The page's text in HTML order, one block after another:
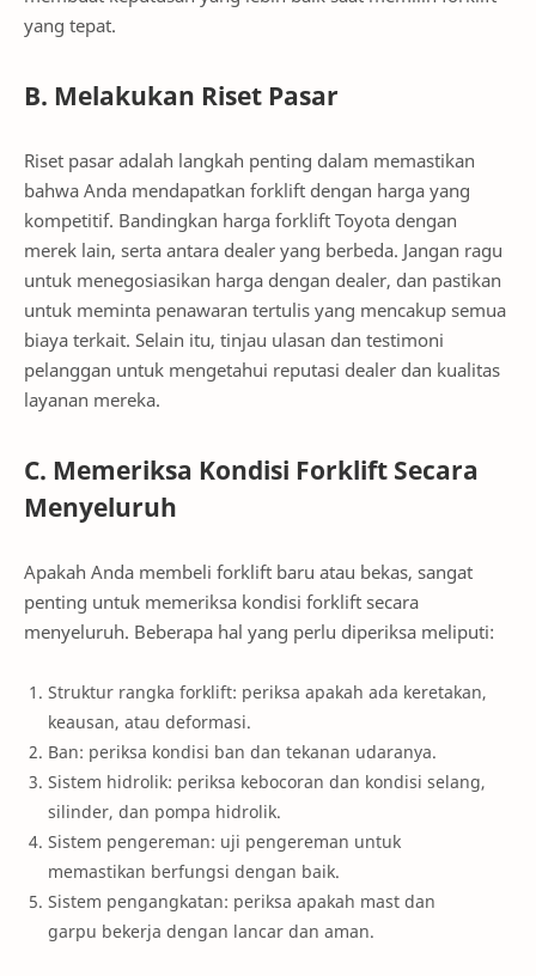
yang tepat.
B. Melakukan Riset Pasar
Riset pasar adalah langkah penting dalam memastikan
bahwa Anda mendapatkan forklift dengan harga yang
kompetitif. Bandingkan harga forklift Toyota dengan
merek lain, serta antara dealer yang berbeda. Jangan ragu
untuk menegosiasikan harga dengan dealer, dan pastikan
untuk meminta penawaran tertulis yang mencakup semua
biaya terkait. Selain itu, tinjau ulasan dan testimoni
pelanggan untuk mengetahui reputasi dealer dan kualitas
layanan mereka.
C. Memeriksa Kondisi Forklift Secara
Menyeluruh
Apakah Anda membeli forklift baru atau bekas, sangat
penting untuk memeriksa kondisi forklift secara
menyeluruh. Beberapa hal yang perlu diperiksa meliputi:
Struktur rangka forklift: periksa apakah ada keretakan,
keausan, atau deformasi.
Ban: periksa kondisi ban dan tekanan udaranya.
Sistem hidrolik: periksa kebocoran dan kondisi selang,
silinder, dan pompa hidrolik.
Sistem pengereman: uji pengereman untuk
memastikan berfungsi dengan baik.
Sistem pengangkatan: periksa apakah mast dan
garpu bekerja dengan lancar dan aman.